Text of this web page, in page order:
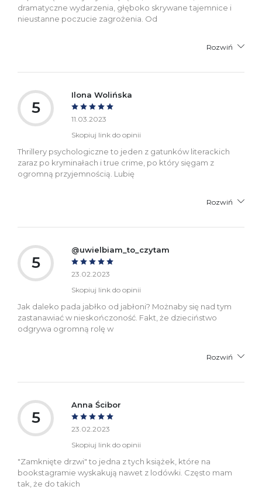
dramatyczne wydarzenia, głęboko skrywane tajemnice i
nieustanne poczucie zagrożenia. Od
Rozwiń
5
Ilona Wolińska
11.03.2023
Skopiuj link do opinii
Thrillery psychologiczne to jeden z gatunków literackich
zaraz po kryminałach i true crime, po który sięgam z
ogromną przyjemnością. Lubię
Rozwiń
5
@uwielbiam_to_czytam
23.02.2023
Skopiuj link do opinii
Jak daleko pada jabłko od jabłoni? Możnaby się nad tym
zastanawiać w nieskończoność. Fakt, że dzieciństwo
odgrywa ogromną rolę w
Rozwiń
5
Anna Ścibor
23.02.2023
Skopiuj link do opinii
"Zamknięte drzwi" to jedna z tych książek, które na
bookstagramie wyskakują nawet z lodówki. Często mam
tak, że do takich